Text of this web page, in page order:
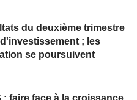
du deuxième trimestre
; les
se poursuivent